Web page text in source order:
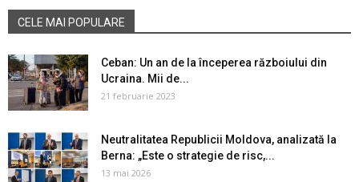
CELE MAI POPULARE
Ceban: Un an de la începerea războiului din
Ucraina. Mii de...
21 februarie 2023
Neutralitatea Republicii Moldova, analizată la
Berna: „Este o strategie de risc,...
13 mai 2026